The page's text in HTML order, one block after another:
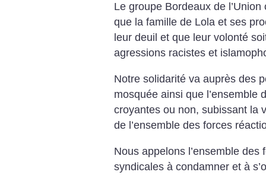
Le groupe Bordeaux de
que la famille de Lola et ses
leur deuil et que leur volonté
agressions racistes et
Notre solidarité va auprès des
mosquée ainsi que l’ensemble
croyantes ou non, subissant la
de l’ensemble des forces
Nous appelons l’ensemble
syndicales à condamner et à